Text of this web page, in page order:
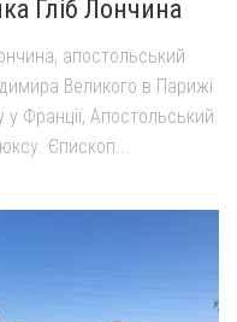
Гліб Лончина
апостольський
Великого в Парижі
у Франції, Апостольський
Єпископ...